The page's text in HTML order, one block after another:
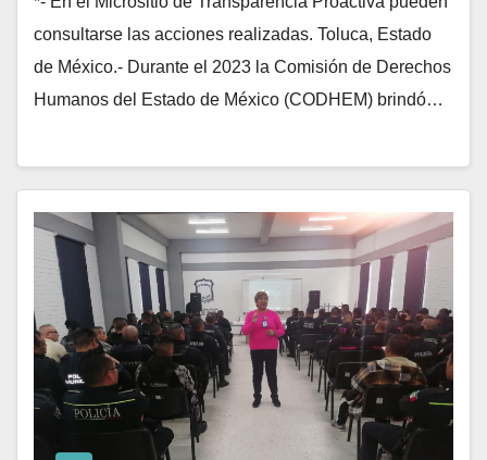
consultarse las acciones realizadas. Toluca, Estado
de México.- Durante el 2023 la Comisión de Derechos
Humanos del Estado de México (CODHEM) brindó…